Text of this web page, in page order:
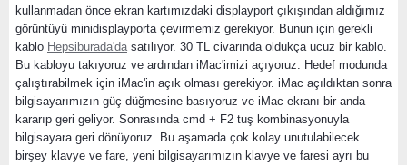
kullanmadan önce ekran kartımızdaki displayport çıkışından aldığımız
görüntüyü minidisplayporta çevirmemiz gerekiyor. Bunun için gerekli
kablo Hepsiburada'da satılıyor. 30 TL civarında oldukça ucuz bir kablo.
Bu kabloyu takıyoruz ve ardından iMac'imizi açıyoruz. Hedef modunda
çalıştırabilmek için iMac'in açık olması gerekiyor. iMac açıldıktan sonra
bilgisayarımızın güç düğmesine basıyoruz ve iMac ekranı bir anda
kararıp geri geliyor. Sonrasında cmd + F2 tuş kombinasyonuyla
bilgisayara geri dönüyoruz. Bu aşamada çok kolay unutulabilecek
birşey klavye ve fare, yeni bilgisayarımızın klavye ve faresi ayrı bu